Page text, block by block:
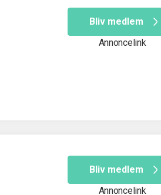
Bliv medlem
Annoncelink
Bliv medlem
Annoncelink